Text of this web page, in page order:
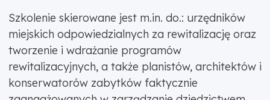
Szkolenie skierowane jest m.in. do.: urzędników
miejskich odpowiedzialnych za rewitalizację oraz
tworzenie i wdrażanie programów
rewitalizacyjnych, a także planistów, architektów i
konserwatorów zabytków faktycznie